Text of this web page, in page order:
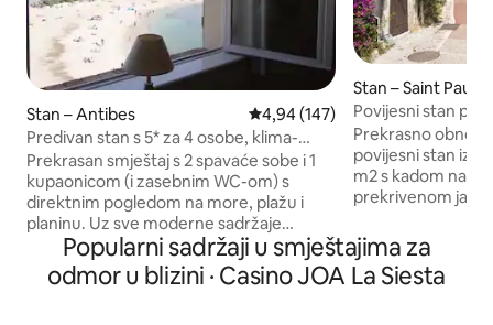
Stan – Antibes Prosječna ocjena: 4,94/5,
4,94 (147)
Predivan stan s 5* za 4 osobe, klima-
uređaj/balkon/Wi-Fi/pogled na more
Prekrasan smještaj s 2 spavaće sobe i 1
kupaonicom (i zasebnim WC-om) s
direktnim pogledom na more, plažu i
planinu. Uz sve moderne sadržaje
(klima-uređaj, Wi-Fi, APPLE TV...) i
prekrasnu dekoraciju, ovaj smještaj ima
sve: dobro opremljenu kuhinju (perilica
Stan – Saint Paul
Povijesni stan
Préverta
Prekrasno
povijesni stan iz
m2 s kadom na
prekrivenom
sela u kojem je
bio legendarni
scenarist Jacques
Popularni sadržaji u smještajima za
odmor u blizini · Casino JOA La Siesta